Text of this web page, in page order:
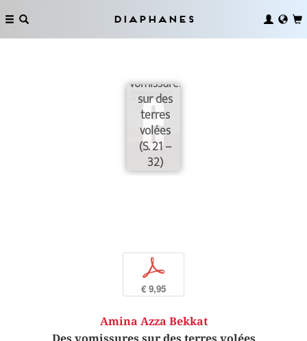
Diaphanes
vomissures
sur des
terres
volées
(S. 21 –
32)
p
€ 9,95
Amina Azza Bekkat